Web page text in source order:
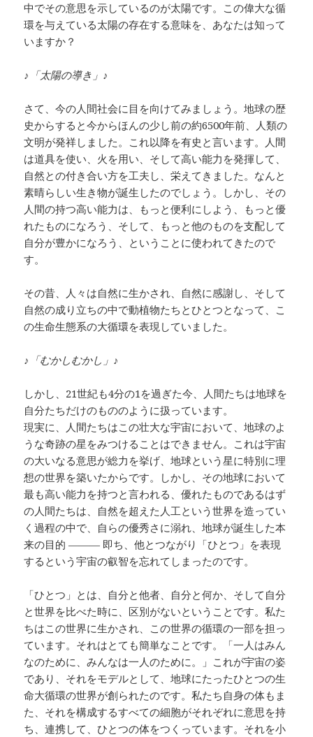
中でその意思を示しているのが太陽です。この偉大な循
環を与えている太陽の存在する意味を、あなたは知って
いますか？
♪「太陽の導き」♪
さて、今の人間社会に目を向けてみましょう。地球の歴
史からすると今からほんの少し前の約6500年前、人類の
文明が発祥しました。これ以降を有史と言います。人間
は道具を使い、火を用い、そして高い能力を発揮して、
自然との付き合い方を工夫し、栄えてきました。なんと
素晴らしい生き物が誕生したのでしょう。しかし、その
人間の持つ高い能力は、もっと便利にしよう、もっと優
れたものになろう、そして、もっと他のものを支配して
自分が豊かになろう、ということに使われてきたので
す。
その昔、人々は自然に生かされ、自然に感謝し、そして
自然の成り立ちの中で動植物たちとひとつとなって、こ
の生命生態系の大循環を表現していました。
♪「むかしむかし」♪
しかし、21世紀も4分の1を過ぎた今、人間たちは地球を
自分たちだけのもののように扱っています。
現実に、人間たちはこの壮大な宇宙において、地球のよ
うな奇跡の星をみつけることはできません。これは宇宙
の大いなる意思が総力を挙げ、地球という星に特別に理
想の世界を築いたからです。しかし、その地球において
最も高い能力を持つと言われる、優れたものであるはず
の人間たちは、自然を超えた人工という世界を造ってい
く過程の中で、自らの優秀さに溺れ、地球が誕生した本
来の目的 ——— 即ち、他とつながり「ひとつ」を表現
するという宇宙の叡智を忘れてしまったのです。
「ひとつ」とは、自分と他者、自分と何か、そして自分
と世界を比べた時に、区別がないということです。私た
ちはこの世界に生かされ、この世界の循環の一部を担っ
ています。それはとても簡単なことです。「一人はみん
なのために、みんなは一人のために。」これが宇宙の姿
であり、それをモデルとして、地球にたったひとつの生
命大循環の世界が創られたのです。私たち自身の体もま
た、それを構成するすべての細胞がそれぞれに意思を持
ち、連携して、ひとつの体をつくっています。それを小